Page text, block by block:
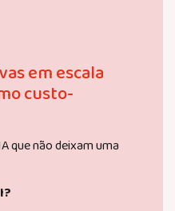
em escala
custo-
que não deixam uma